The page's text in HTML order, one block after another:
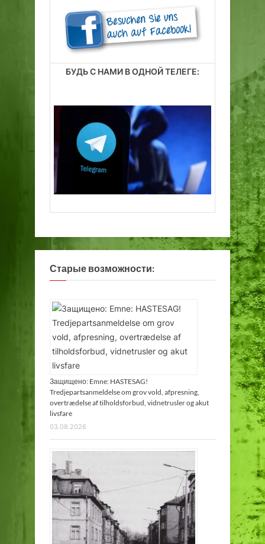
БУДЬ С НАМИ В ОДНОЙ ТЕЛЕГЕ:
Старые возможности:
Защищено: Emne: HASTESAG!
Tredjepartsanmeldelse om grov vold, afpresning,
overtrædelse af tilholdsforbud, vidnetrusler og akut
livsfare
03.08.2026